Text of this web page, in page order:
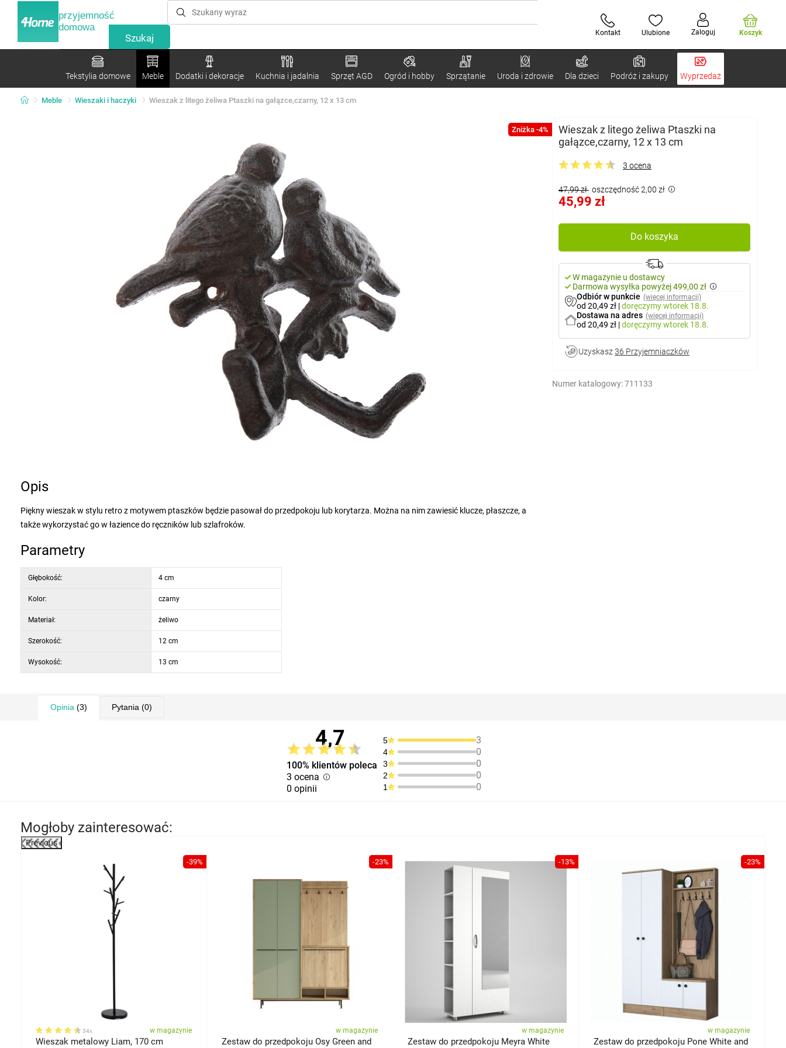
przyjemność
domowa
Kontakt Ulubione Zaloguj Koszyk
Tekstylia domowe Meble Dodatki i dekoracje Kuchnia i jadalnia Sprzęt AGD Ogród i hobby Sprzątanie Uroda i zdrowie Dla dzieci Podróż i zakupy Wyprzedaż
Meble Wieszaki i haczyki Wieszak z litego żeliwa Ptaszki na gałązce,czarny, 12 x 13 cm
Zniżka -4%
Wieszak z litego żeliwa Ptaszki na
gałązce,czarny, 12 x 13 cm
3 ocena
47,99 zł oszczędność 2,00 zł
45,99 zł
Do koszyka
W magazynie u dostawcy
Darmowa wysyłka powyżej 499,00 zł
Odbiór w punkcie (więcej informacji)
od 20,49 zł |doręczymywtorek 18.8.
Dostawa na adres (więcej informacji)
od 20,49 zł |doręczymywtorek 18.8.
Uzyskasz 36 Przyjemniaczków
Numer katalogowy:711133
Opis
Piękny wieszak w stylu retro z motywem ptaszków będzie pasował do przedpokoju lub korytarza. Można na nim zawiesić klucze, płaszcze, a
także wykorzystać go w łazience do ręczników lub szlafroków.
Parametry
Głębokość: 4 cm
Kolor: czarny
Materiał: żeliwo
Szerokość: 12 cm
Wysokość: 13 cm
Opinia (3) Pytania (0)
4,7
100% klientów poleca
3 ocena
0 opinii
5 3
4 0
3 0
2 0
1 0
Mogłoby zainteresować:
Previous
-39%
34x w magazynie
Wieszak metalowy Liam, 170 cm
-23%
w magazynie
Zestaw do przedpokoju Osy Green and
-13%
w magazynie
Zestaw do przedpokoju Meyra White
-23%
w magazynie
Zestaw do przedpokoju Pone White and